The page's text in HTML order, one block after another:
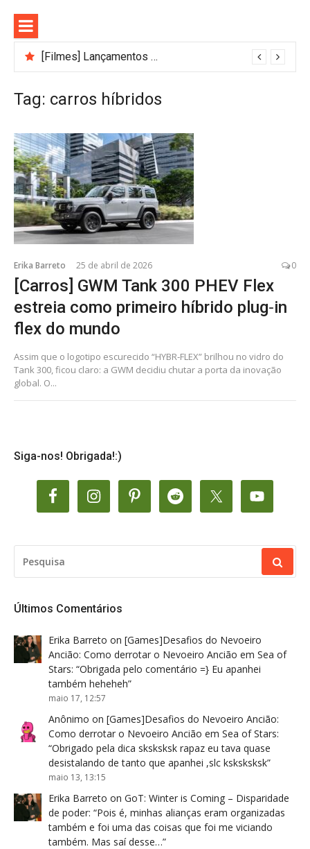
para
conteúdo
[Filmes] Lançamentos de agosto no Adrenalina Pura+ trazem ação e suspense
Tag: carros híbridos
Erika Barreto 25 de abril de 2026 0
[Carros] GWM Tank 300 PHEV Flex
estreia como primeiro híbrido plug‑in
flex do mundo
Assim que o logotipo escurecido “HYBR‑FLEX” brilhou no vidro do
Tank 300, ficou claro: a GWM decidiu chutar a porta da inovação
global. O...
Siga-nos! Obrigada!:)
POR:
Últimos Comentários
Erika Barreto on [Games]Desafios do Nevoeiro
Ancião: Como derrotar o Nevoeiro Ancião em Sea of
Stars: “Obrigada pelo comentário =} Eu apanhei
também heheheh”
maio 17, 12:57
Anônimo on [Games]Desafios do Nevoeiro Ancião:
Como derrotar o Nevoeiro Ancião em Sea of Stars:
“Obrigado pela dica sksksksk rapaz eu tava quase
desistalando de tanto que apanhei ,slc ksksksksk”
maio 13, 13:15
Erika Barreto on GoT: Winter is Coming – Disparidade
de poder: “Pois é, minhas alianças eram organizadas
também e foi uma das coisas que foi me viciando
também. Mas saí desse…”